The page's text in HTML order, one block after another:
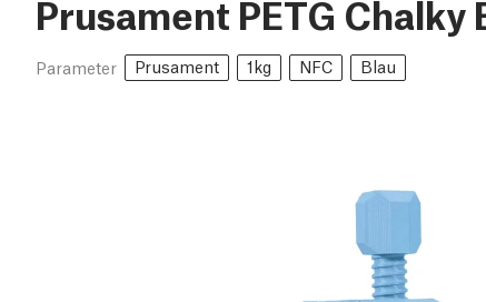
Prusament PETG Chalky
Parameter Prusament 1kg NFC Blau